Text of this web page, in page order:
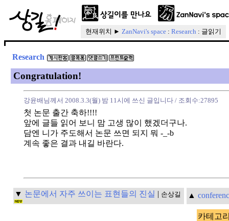
현재위치 ► ZanNavi's space : Research : 글읽기
Research
Congratulation!
강윤배님께서 2008.3.3(월) 밤 11시에 쓰신 글입니다 / 조회수:27895
첫 논문 출간 축하!!!!
앞에 글들 읽어 보니 맘 고생 많이 했겠더구나.
담엔 니가 주도해서 논문 쓰면 되지 뭐 -_-b
계속 좋은 결과 내길 바란다.
▼ 논문에서 자주 쓰이는 표현들의 진실 | 손상길 ▲
카테고